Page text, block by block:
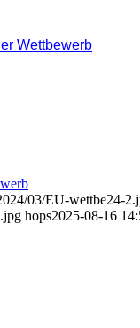
Wettbewerb
03/EU-wettbe24-
hops2025-08-16